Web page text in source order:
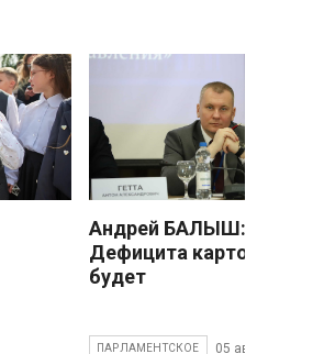
Андрей БАЛЫШ:
Дефицита картофеля не
будет
ПАРЛАМЕНТСКОЕ 05 августа 2026